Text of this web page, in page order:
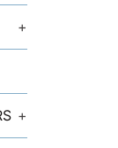
+
+